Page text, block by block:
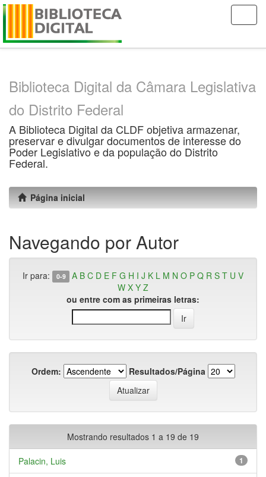
Skip
Biblioteca Digital da Câmara Legislativa
do Distrito Federal
A Biblioteca Digital da CLDF objetiva armazenar,
preservar e divulgar documentos de interesse do
Poder Legislativo e da população do Distrito
Federal.
Página inicial
Navegando por Autor
Ir para: 0-9 A B C D E F G H I J K L M N O P Q R S T U V
W X Y Z
ou entre com as primeiras letras:
Ordem: Resultados/Página
Mostrando resultados 1 a 19 de 19
Palacin, Luis 1